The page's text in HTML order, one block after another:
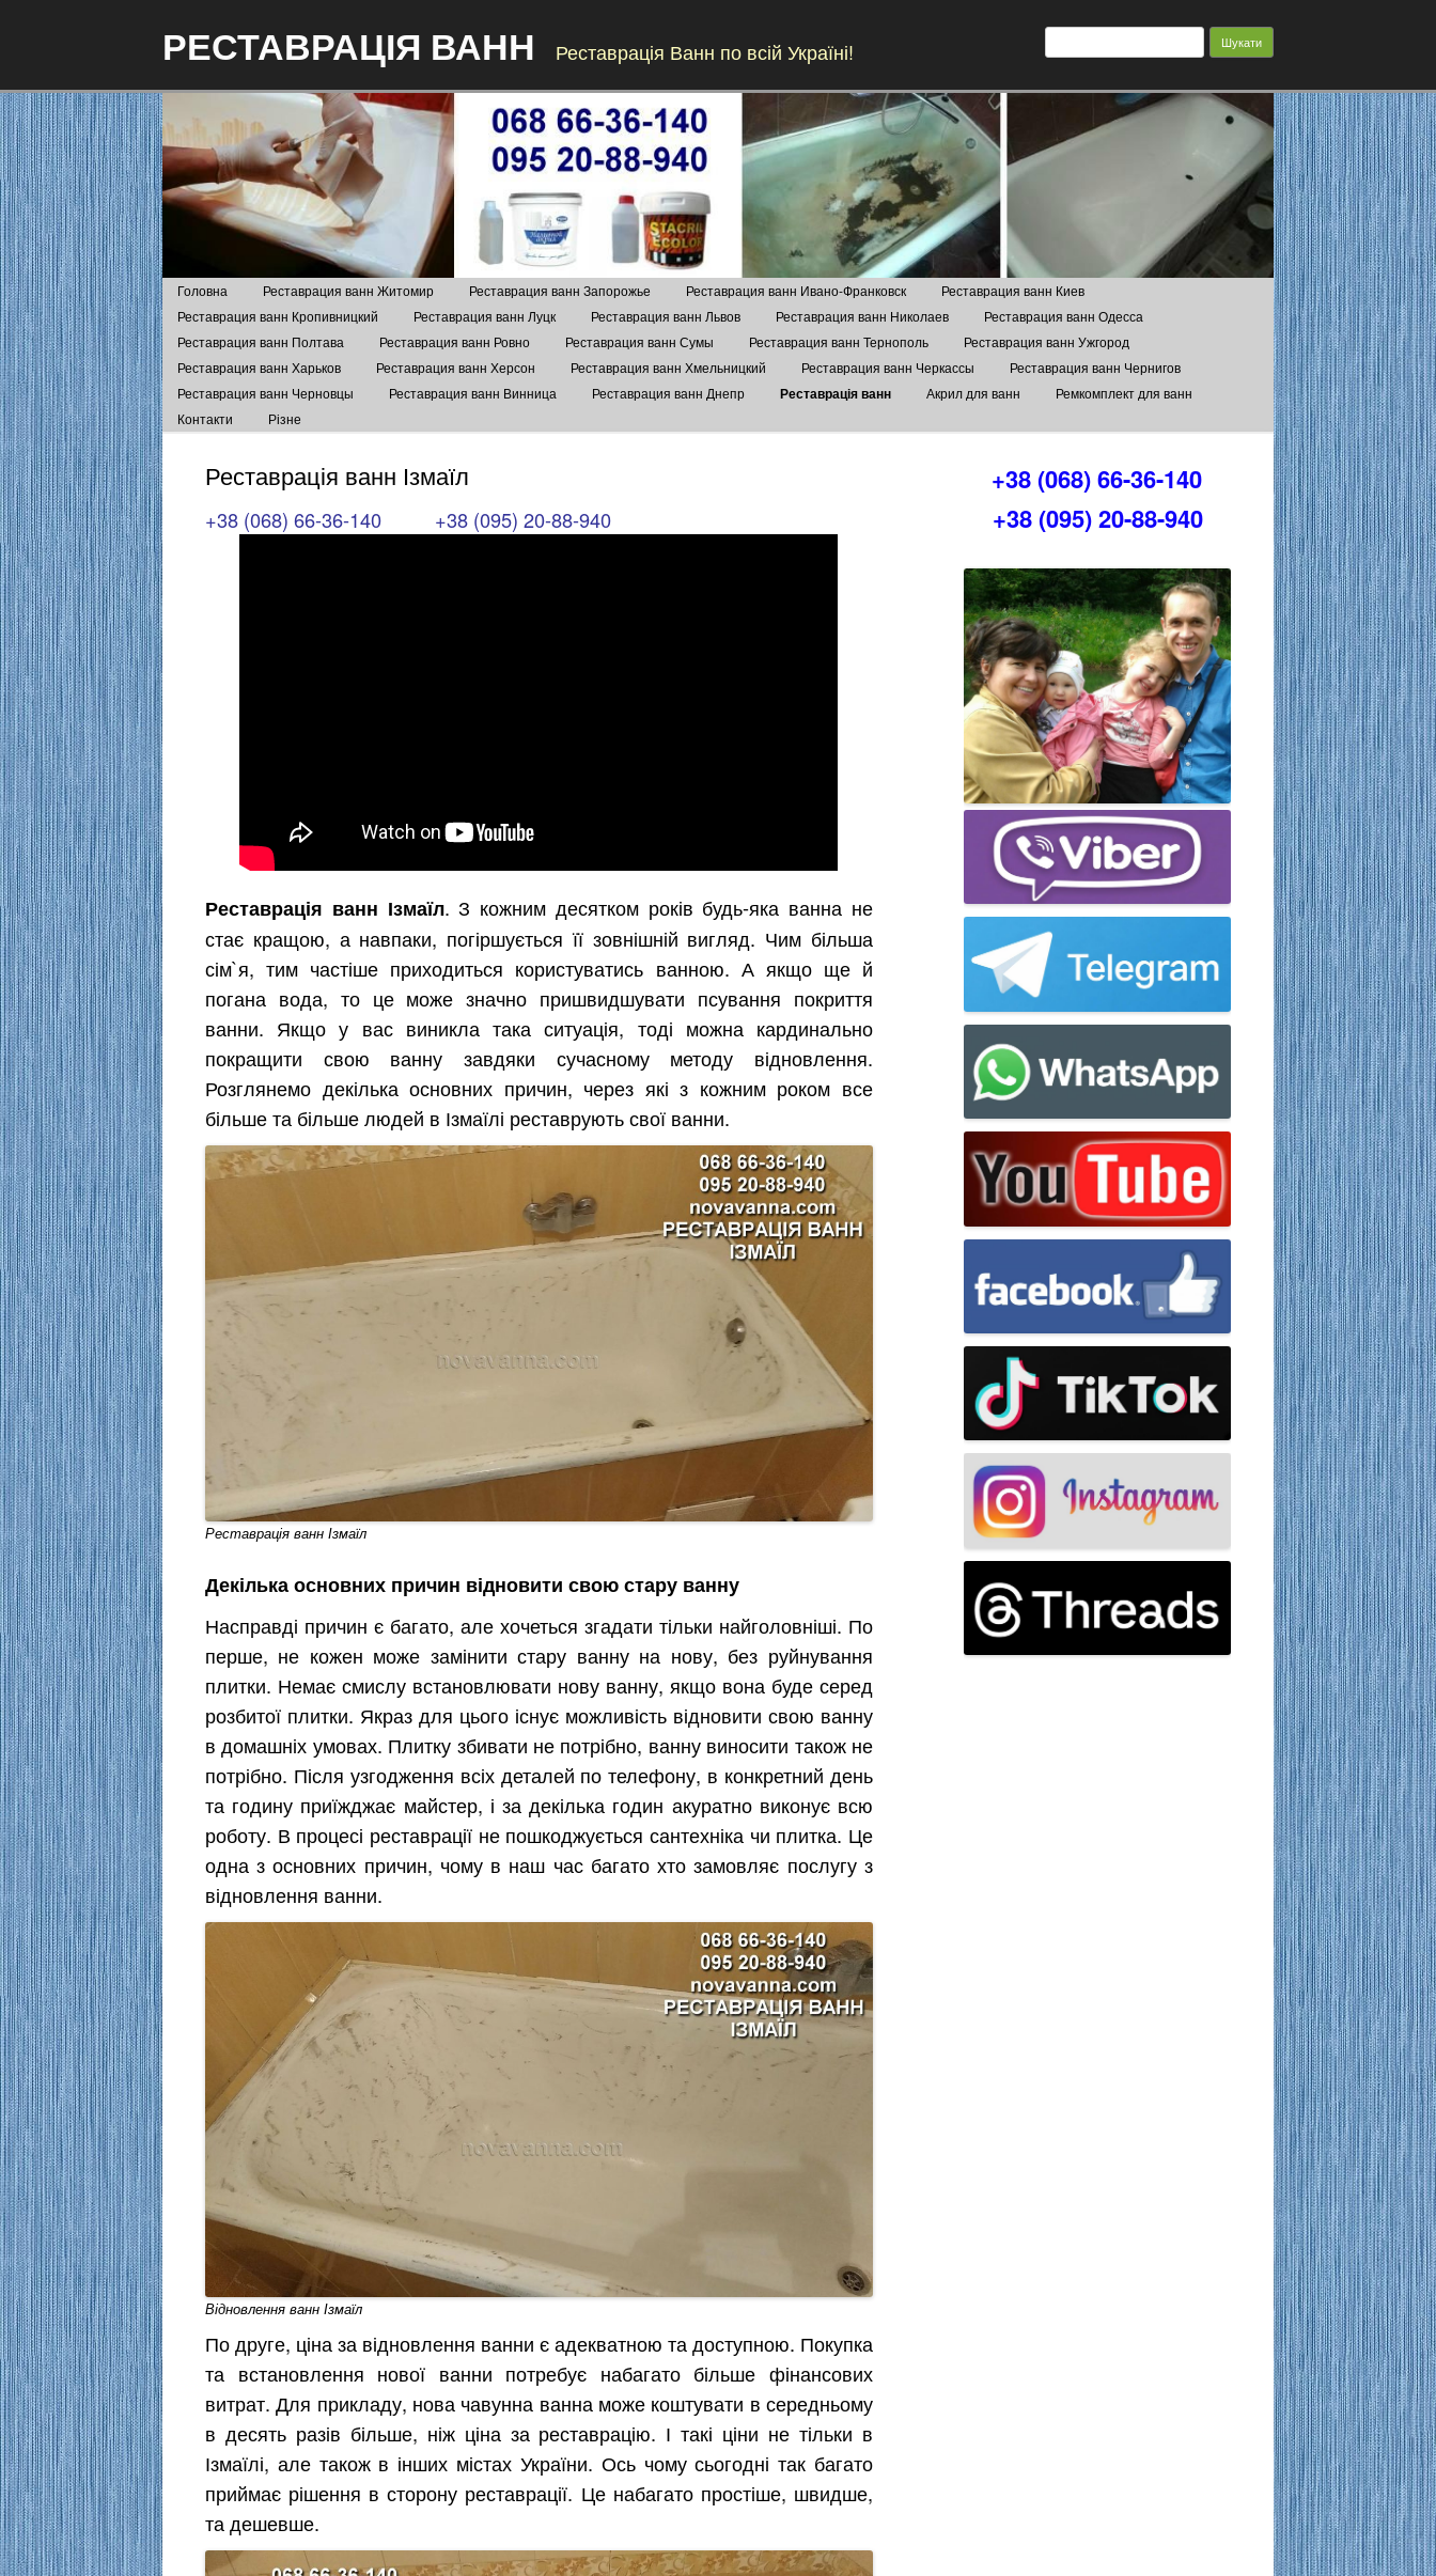
РЕСТАВРАЦІЯ ВАНН Реставрація Ванн по всій Україні!
Пошук:
Skip to content
Головна Реставрация ванн Житомир Реставрация ванн Запорожье Реставрация ванн Ивано-Франковск
Реставрация ванн Киев
Реставрация ванн Кропивницкий
Реставрация ванн Луцк Реставрация ванн Львов Реставрация ванн Николаев
Реставрация ванн Одесса
Реставрация ванн Полтава
Реставрация ванн Ровно Реставрация ванн Сумы Реставрация ванн Тернополь
Реставрация ванн Ужгород
Реставрация ванн Харьков
Реставрация ванн Херсон Реставрация ванн Хмельницкий Реставрация ванн Черкассы
Реставрация ванн Чернигов
Реставрация ванн Черновцы
Реставрация ванн Винница Реставрация ванн Днепр Реставрація ванн Акрил для ванн
Ремкомплект для ванн
Контакти
Різне
Реставрація ванн Ізмаїл
+38 (068) 66-36-140 +38 (095) 20-88-940
Реставрація ванн Ізмаїл. З кожним десятком років будь-яка ванна не
стає кращою, а навпаки, погіршується її зовнішній вигляд. Чим більша
сім`я, тим частіше приходиться користуватись ванною. А якщо ще й
погана вода, то це може значно пришвидшувати псування покриття
ванни. Якщо у вас виникла така ситуація, тоді можна кардинально
покращити свою ванну завдяки сучасному методу відновлення.
Розглянемо декілька основних причин, через які з кожним роком все
більше та більше людей в Ізмаїлі реставрують свої ванни.
Реставрація ванн Ізмаїл
Декілька основних причин відновити свою стару ванну
Насправді причин є багато, але хочеться згадати тільки найголовніші. По
перше, не кожен може замінити стару ванну на нову, без руйнування
плитки. Немає смислу встановлювати нову ванну, якщо вона буде серед
розбитої плитки. Якраз для цього існує можливість відновити свою ванну
в домашніх умовах. Плитку збивати не потрібно, ванну виносити також не
потрібно. Після узгодження всіх деталей по телефону, в конкретний день
та годину приїжджає майстер, і за декілька годин акуратно виконує всю
роботу. В процесі реставрації не пошкоджується сантехніка чи плитка. Це
одна з основних причин, чому в наш час багато хто замовляє послугу з
відновлення ванни.
Відновлення ванн Ізмаїл
По друге, ціна за відновлення ванни є адекватною та доступною. Покупка
та встановлення нової ванни потребує набагато більше фінансових
витрат. Для прикладу, нова чавунна ванна може коштувати в середньому
в десять разів більше, ніж ціна за реставрацію. І такі ціни не тільки в
Ізмаїлі, але також в інших містах України. Ось чому сьогодні так багато
приймає рішення в сторону реставрації. Це набагато простіше, швидше,
та дешевше.
+38 (068) 66-36-140
+38 (095) 20-88-940